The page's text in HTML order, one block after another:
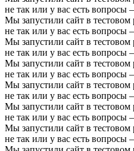
не так или у вас есть
Мы запустили сайт в тестовом
не так или у вас есть
Мы запустили сайт в тестовом
не так или у вас есть
Мы запустили сайт в тестовом
не так или у вас есть
Мы запустили сайт в тестовом
не так или у вас есть
Мы запустили сайт в тестовом
не так или у вас есть
Мы запустили сайт в тестовом
не так или у вас есть